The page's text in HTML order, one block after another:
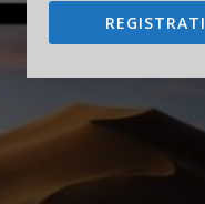
REGISTRATI